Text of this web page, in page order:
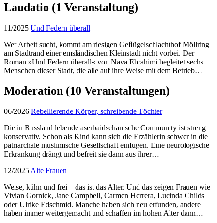
Laudatio (1 Veranstaltung)
11/2025 Und Federn überall
Wer Arbeit sucht, kommt am riesigen Geﬂügelschlachthof Möllring
am Stadtrand einer emsländischen Kleinstadt nicht vorbei. Der
Roman »Und Federn überall« von Nava Ebrahimi begleitet sechs
Menschen dieser Stadt, die alle auf ihre Weise mit dem Betrieb…
Moderation (10 Veranstaltungen)
06/2026 Rebellierende Körper, schreibende Töchter
Die in Russland lebende aserbaidschanische Community ist streng
konservativ. Schon als Kind kann sich die Erzählerin schwer in die
patriarchale muslimische Gesellschaft einfügen. Eine neurologische
Erkrankung drängt und befreit sie dann aus ihrer…
12/2025 Alte Frauen
Weise, kühn und frei – das ist das Alter. Und das zeigen Frauen wie
Vivian Gornick, Jane Campbell, Carmen Herrera, Lucinda Childs
oder Ulrike Edschmid. Manche haben sich neu erfunden, andere
haben immer weitergemacht und schaffen im hohen Alter dann…